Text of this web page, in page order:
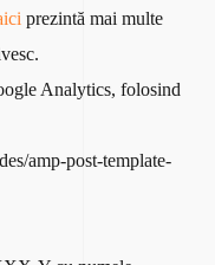
prezintă mai multe
Analytics, folosind
amp-post-template-